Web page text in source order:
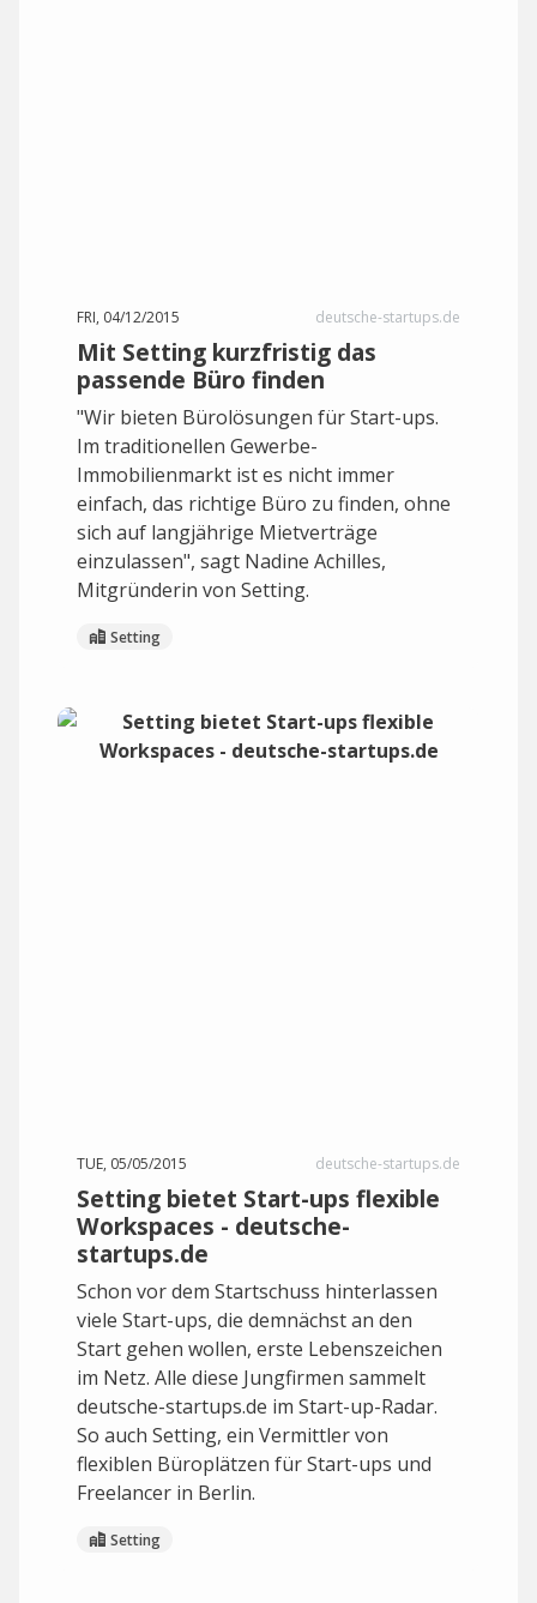
FRI, 04/12/2015 deutsche-startups.de
Mit Setting kurzfristig das
passende Büro finden
"Wir bieten Bürolösungen für Start-ups.
Im traditionellen Gewerbe-
Immobilienmarkt ist es nicht immer
einfach, das richtige Büro zu finden, ohne
sich auf langjährige Mietverträge
einzulassen", sagt Nadine Achilles,
Mitgründerin von Setting.
Setting
TUE, 05/05/2015 deutsche-startups.de
Setting bietet Start-ups flexible
Workspaces - deutsche-
startups.de
Schon vor dem Startschuss hinterlassen
viele Start-ups, die demnächst an den
Start gehen wollen, erste Lebenszeichen
im Netz. Alle diese Jungfirmen sammelt
deutsche-startups.de im Start-up-Radar.
So auch Setting, ein Vermittler von
flexiblen Büroplätzen für Start-ups und
Freelancer in Berlin.
Setting